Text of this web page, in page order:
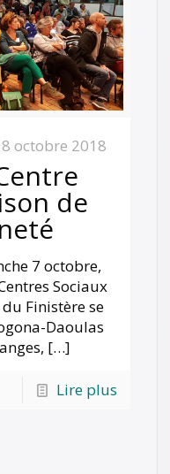
8 octobre 2018
de
7 octobre,
Sociaux
Finistère se
Daoulas
[…]
Lire plus